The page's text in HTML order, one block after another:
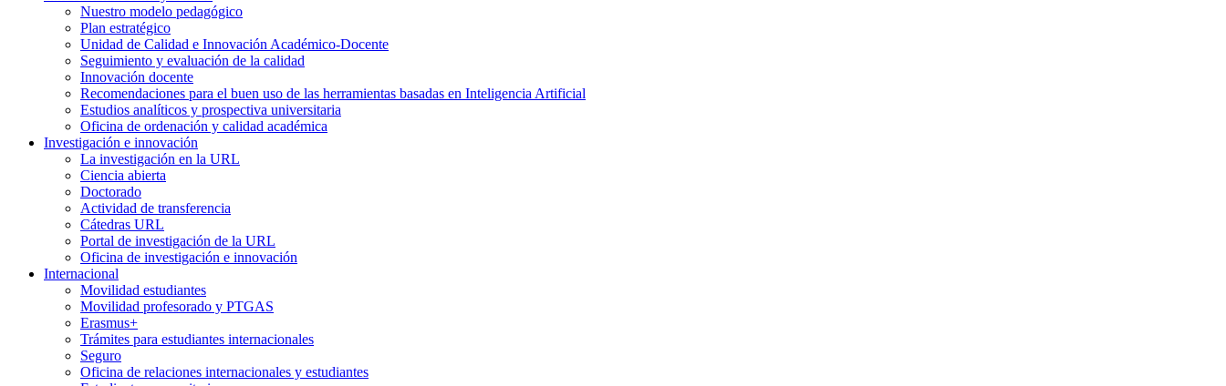
Nuestro modelo pedagógico
Plan estratégico
Unidad de Calidad e Innovación Académico-Docente
Seguimiento y evaluación de la calidad
Innovación docente
Recomendaciones para el buen uso de las herramientas basadas en Inteligencia Artificial
Estudios analíticos y prospectiva universitaria
Oficina de ordenación y calidad académica
Investigación e innovación
La investigación en la URL
Ciencia abierta
Doctorado
Actividad de transferencia
Cátedras URL
Portal de investigación de la URL
Oficina de investigación e innovación
Internacional
Movilidad estudiantes
Movilidad profesorado y PTGAS
Erasmus+
Trámites para estudiantes internacionales
Seguro
Oficina de relaciones internacionales y estudiantes